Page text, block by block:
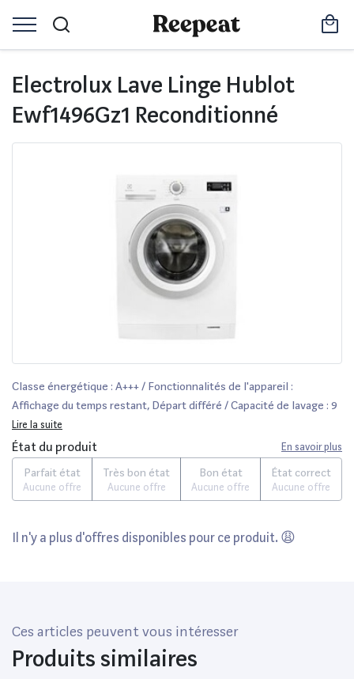
Electrolux Lave Linge Hublot
Ewf1496Gz1 Reconditionné
Classe énergétique : A+++ / Fonctionnalités de l'appareil :
Affichage du temps restant, Départ différé / Capacité de lavage : 9
Kg / Type de pose : Pose libre
Lire la suite
État du produit En savoir plus
Parfait état
Aucune offre
Très bon état
Aucune offre
Bon état
Aucune offre
État correct
Aucune offre
Il n'y a plus d'offres disponibles pour ce produit. 😩
Ces articles peuvent vous intéresser
Produits similaires